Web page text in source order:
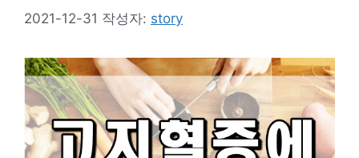
2021-12-31 작성자: story